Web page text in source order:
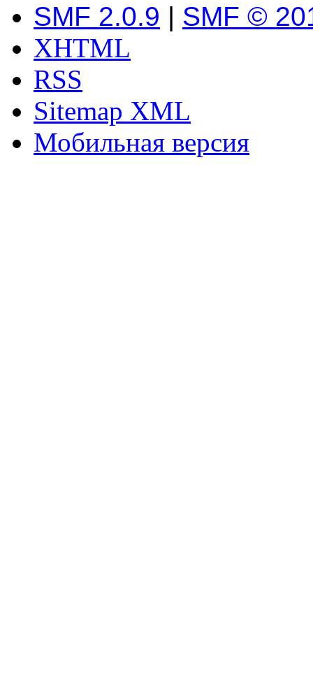
SMF 2.0.9 | SMF ©
XHTML
RSS
Sitemap XML
Мобильная версия